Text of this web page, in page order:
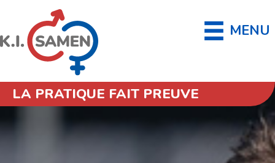
MENU
LA PRATIQUE FAIT PREUVE